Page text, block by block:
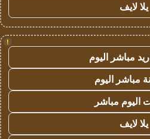
يلا لايف
!
مباشر اليوم
مباشر اليوم
اليوم مباشر
يلا لايف